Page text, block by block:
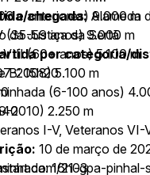
e anteriores) 9.000 m
(35-59 anos) 9.000 m
(60+ anos) 5.100 m
2008) 5.100 m
(6-100 anos)
2010) 2.250 m
chegada:Alameda
da Justiça da Sertã
por categoria/
B: 15h20
I-V, Veteranos VI-
16h03
10 de março de
21-gpa-pinhal-